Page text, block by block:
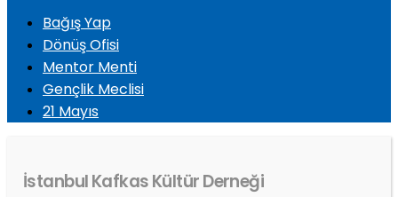
Bağış Yap
Dönüş Ofisi
Mentor Menti
Gençlik Meclisi
21 Mayıs
İstanbul Kafkas Kültür Derneği